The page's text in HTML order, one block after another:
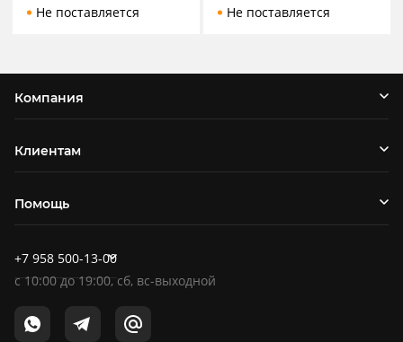
Не поставляется
Не поставляется
Компания
Клиентам
Помощь
+7 958 500-13-00
c10:00до19:00, сб, вс-выходной